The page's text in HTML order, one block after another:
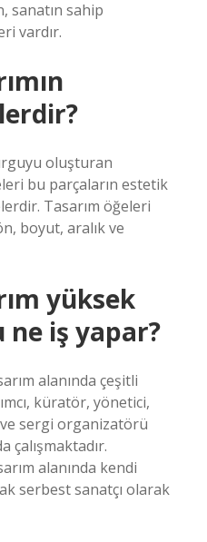
sanatın sahip
vardır.
oluşturan
bu parçaların estetik
Tasarım öğeleri
boyut, aralık ve
yüksek
ne iş yapar?
alanında çeşitli
küratör, yönetici,
ve sergi organizatörü
çalışmaktadır.
alanında kendi
serbest sanatçı olarak